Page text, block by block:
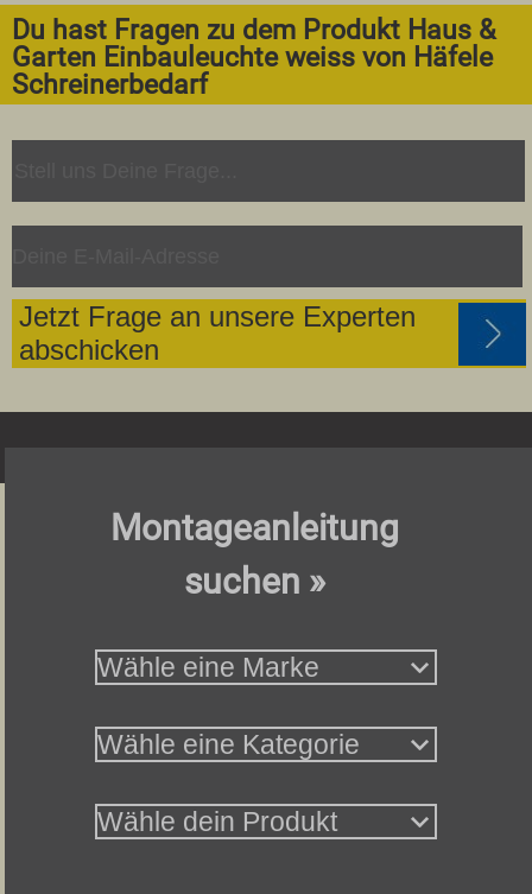
Du hast Fragen zu dem Produkt Haus &
Garten Einbauleuchte weiss von Häfele
Schreinerbedarf
Jetzt Frage an unsere Experten
abschicken
Montageanleitung
suchen »